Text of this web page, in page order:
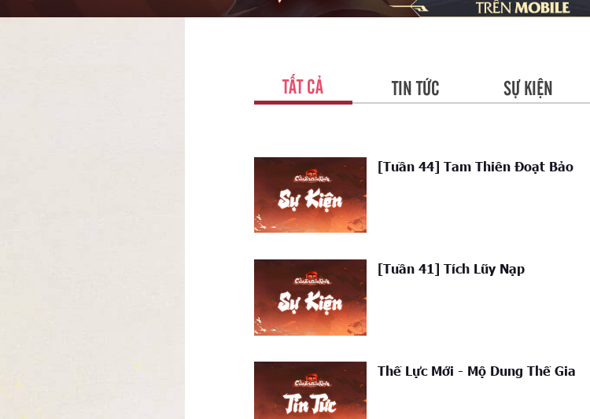
TẤT CẢ TIN TỨC SỰ KIỆN
[Tuần 44] Tam Thiên Đoạt Bảo
[Tuần 41] Tích Lũy Nạp
Thế Lực Mới - Mộ Dung Thế Gia